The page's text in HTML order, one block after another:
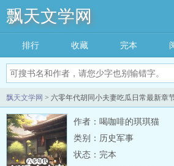
飘天文学网
排行 收藏 完本
飘天文学网 > 六零年代胡同小夫妻吃瓜日常最新章
作者：喝咖啡的琪琪猫
类别：历史军事
状态：完本